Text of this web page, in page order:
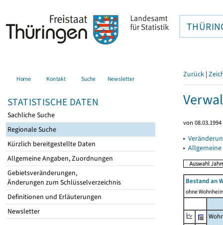
Home Kontakt Suche Newsletter
STATISTISCHE DATEN
Sachliche Suche
Regionale Suche
Kürzlich bereitgestellte Daten
Allgemeine Angaben, Zuordnungen
Gebietsveränderungen,
Änderungen zum Schlüsselverzeichnis
Definitionen und Erläuterungen
Newsletter
Zurück |
von
▸
▸
Bestand an
ohne